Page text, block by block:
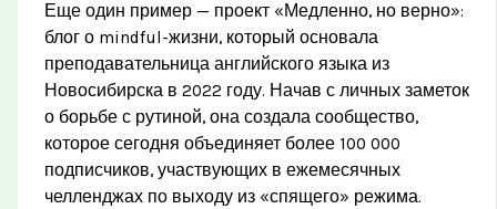
Еще один пример — проект «Медленно, но верно»:
блог о mindful-жизни, который основала
преподавательница английского языка из
Новосибирска в 2022 году. Начав с личных заметок
о борьбе с рутиной, она создала сообщество,
которое сегодня объединяет более 100 000
подписчиков, участвующих в ежемесячных
челленджах по выходу из «спящего» режима.